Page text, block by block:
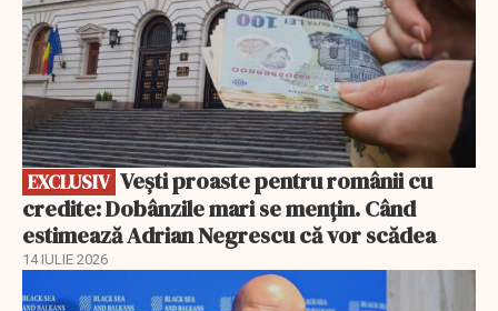
EXCLUSIV
credite: Dobânzile mari se mențin. Când
estimează Adrian Negrescu că vor scădea
14 IULIE 2026